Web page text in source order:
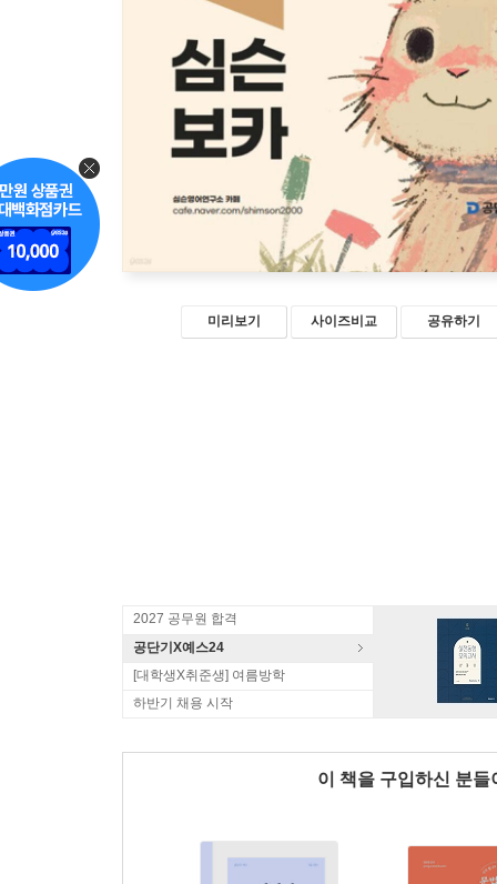
미리보기 사이즈비교 공유하기
2027 공무원 합격
공단기X예스24
[대학생X취준생] 여름방학
하반기 채용 시작
이 책을 구입하신 분